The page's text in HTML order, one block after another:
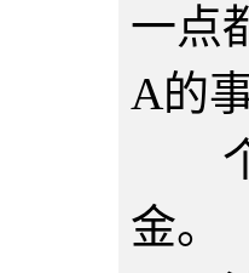
一点
A的
个
金。